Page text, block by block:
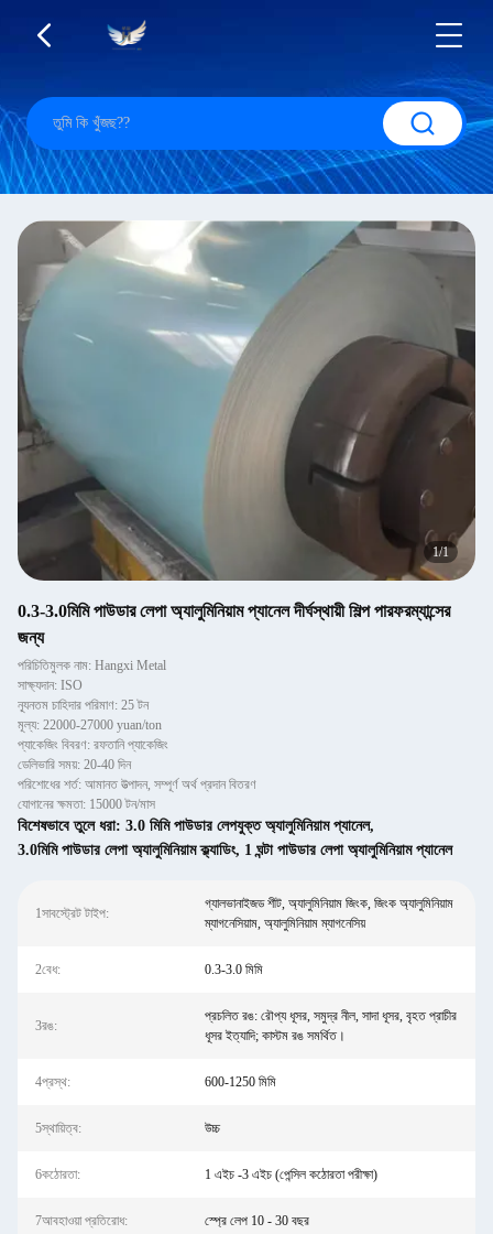
1/1
0.3-3.0মিমি পাউডার লেপা অ্যালুমিনিয়াম প্যানেল দীর্ঘস্থায়ী শিল্প পারফরম্যান্সের
জন্য
পরিচিতিমুলক নাম: Hangxi Metal
সাক্ষ্যদান: ISO
ন্যূনতম চাহিদার পরিমাণ: 25 টন
মূল্য: 22000-27000 yuan/ton
প্যাকেজিং বিবরণ: রফতানি প্যাকেজিং
ডেলিভারি সময়: 20-40 দিন
পরিশোধের শর্ত: আমানত উত্পাদন, সম্পূর্ণ অর্থ প্রদান বিতরণ
যোগানের ক্ষমতা: 15000 টন/মাস
বিশেষভাবে তুলে ধরা: 3.0 মিমি পাউডার লেপযুক্ত অ্যালুমিনিয়াম প্যানেল,
3.0মিমি পাউডার লেপা অ্যালুমিনিয়াম ক্ল্যাডিং, 1 ঘন্টা পাউডার লেপা অ্যালুমিনিয়াম প্যানেল
1সাবস্ট্রেট টাইপ:
গ্যালভানাইজড শীট, অ্যালুমিনিয়াম জিংক, জিংক অ্যালুমিনিয়াম
ম্যাগনেসিয়াম, অ্যালুমিনিয়াম ম্যাগনেসিয়
2বেধ: 0.3-3.0 মিমি
3রঙ:
প্রচলিত রঙ: রৌপ্য ধূসর, সমুদ্র নীল, সাদা ধূসর, বৃহত প্রাচীর
ধূসর ইত্যাদি; কাস্টম রঙ সমর্থিত।
4প্রস্থ: 600-1250 মিমি
5স্থায়িত্ব: উচ্চ
6কঠোরতা: 1 এইচ -3 এইচ (পেন্সিল কঠোরতা পরীক্ষা)
7আবহাওয়া প্রতিরোধ: স্প্রে লেপ 10 - 30 বছর